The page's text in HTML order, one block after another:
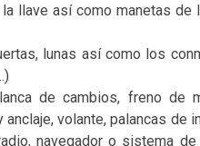
llave así como manetas de
lunas así como los
de cambios, freno de
anclaje, volante, palancas
navegador o sistema